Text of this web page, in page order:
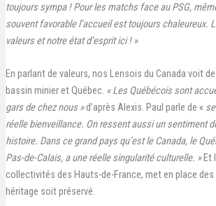
toujours sympa ! Pour les matchs face au PSG,
souvent favorable l’accueil est toujours chaleureux.
valeurs et notre état d’esprit ici ! »
En parlant de valeurs, nos Lensois du Canada voit
bassin minier et Québec. « Les Québécois sont
gars de chez nous »d’après Alexis. Paul parle de «
réelle bienveillance. On ressent aussi un sentiment
histoire. Dans ce grand pays qu’est le Canada, le
Pas-de-Calais, a une réelle singularité culturelle. »Et
collectivités des Hauts-de-France, met en place
héritage soit préservé.